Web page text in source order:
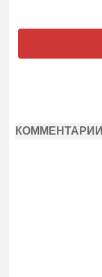
КОММЕНТАРИИ